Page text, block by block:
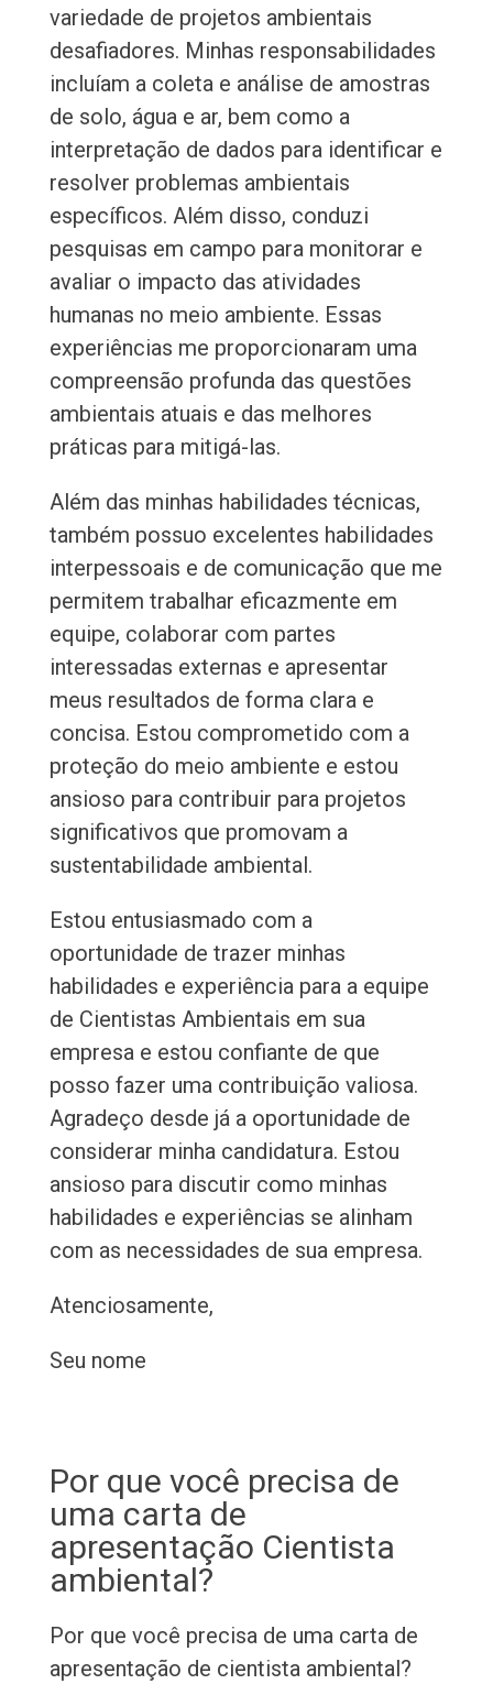
variedade de projetos ambientais
desafiadores. Minhas responsabilidades
incluíam a coleta e análise de amostras
de solo, água e ar, bem como a
interpretação de dados para identificar e
resolver problemas ambientais
específicos. Além disso, conduzi
pesquisas em campo para monitorar e
avaliar o impacto das atividades
humanas no meio ambiente. Essas
experiências me proporcionaram uma
compreensão profunda das questões
ambientais atuais e das melhores
práticas para mitigá-las.
Além das minhas habilidades técnicas,
também possuo excelentes habilidades
interpessoais e de comunicação que me
permitem trabalhar eficazmente em
equipe, colaborar com partes
interessadas externas e apresentar
meus resultados de forma clara e
concisa. Estou comprometido com a
proteção do meio ambiente e estou
ansioso para contribuir para projetos
significativos que promovam a
sustentabilidade ambiental.
Estou entusiasmado com a
oportunidade de trazer minhas
habilidades e experiência para a equipe
de Cientistas Ambientais em sua
empresa e estou confiante de que
posso fazer uma contribuição valiosa.
Agradeço desde já a oportunidade de
considerar minha candidatura. Estou
ansioso para discutir como minhas
habilidades e experiências se alinham
com as necessidades de sua empresa.
Atenciosamente,
Seu nome
Por que você precisa de
uma carta de
apresentação Cientista
ambiental?
Por que você precisa de uma carta de
apresentação de cientista ambiental?